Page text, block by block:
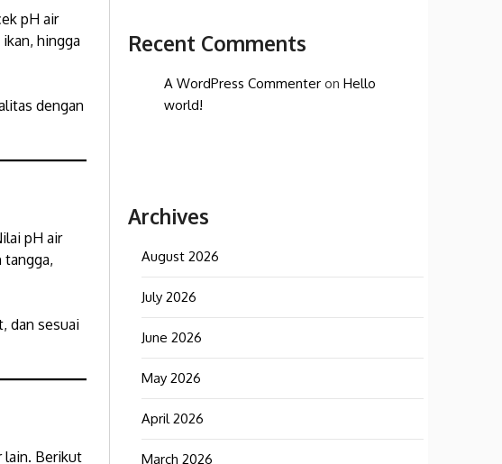
pH air
hingga
dengan
pH air
tangga,
dan sesuai
lain. Berikut
Recent Comments
A WordPress Commenter on Hello
world!
Archives
August 2026
July 2026
June 2026
May 2026
April 2026
March 2026